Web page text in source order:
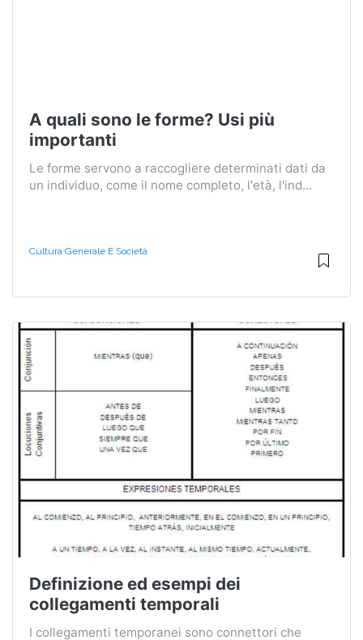
A quali sono le forme? Usi più
importanti
Le forme servono a raccogliere determinati dati da
un individuo, come il nome completo, l'età, l'ind...
Cultura Generale E Società
Definizione ed esempi dei
collegamenti temporali
I collegamenti temporanei sono connettori che